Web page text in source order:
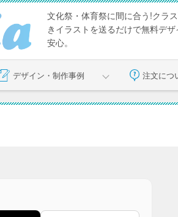
文化祭・体育祭に間に合う!クラ
きイラストを送るだけで無料デ
安心。
デザイン・制作事例 注文につ